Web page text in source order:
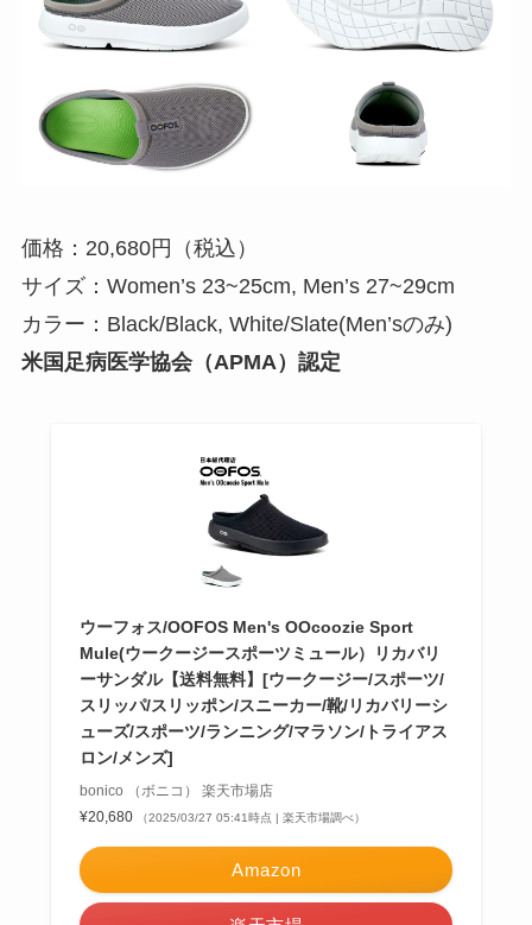
価格：20,680円（税込）
サイズ：Women’s 23~25cm, Men’s 27~29cm
カラー：Black/Black, White/Slate(Men’sのみ)
米国足病医学協会（APMA）認定
ウーフォス/OOFOS Men's OOcoozie Sport
Mule(ウークージースポーツミュール）リカバリ
ーサンダル【送料無料】[ウークージー/スポーツ/
スリッパ/スリッポン/スニーカー/靴/リカバリーシ
ューズ/スポーツ/ランニング/マラソン/トライアス
ロン/メンズ]
bonico （ボニコ） 楽天市場店
¥20,680
（2025/03/27 05:41時点 | 楽天市場調べ）
Amazon